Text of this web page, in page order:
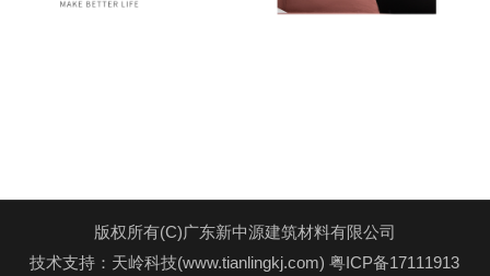
版权所有(C)广东新中源建筑材料有限公司
技术支持：天岭科技(www.tianlingkj.com)粤ICP备17111913